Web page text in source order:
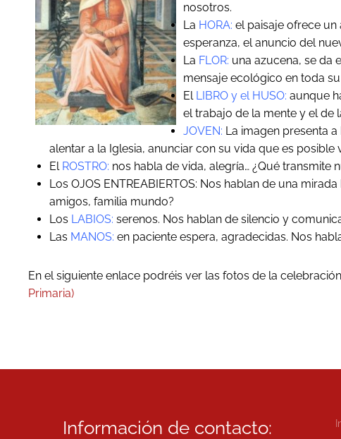
nosotros.
La HORA: el paisaje ofrece un
esperanza, el anuncio del
La FLOR: una azucena, se da
mensaje ecológico en toda
El LIBRO y el HUSO: aunque
el trabajo de la mente y el de
JOVEN: La imagen presenta
alentar a la Iglesia, anunciar con su vida que es posible
El ROSTRO: nos habla de vida, alegría… ¿Qué transmite
Los OJOS ENTREABIERTOS: Nos hablan de una
amigos, familia mundo?
Los LABIOS: serenos. Nos hablan de silencio y
Las MANOS: en paciente espera, agradecidas. Nos
En el siguiente enlace podréis ver las fotos de la
Primaria)
Información de contacto: